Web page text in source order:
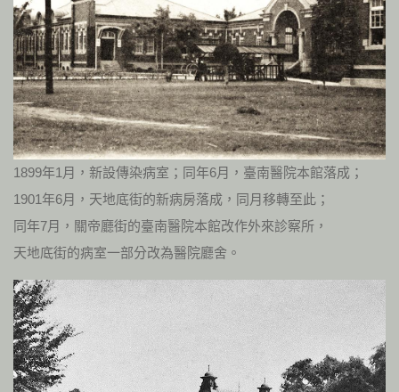
1899年1月，新設傳染病室；同年6月，臺南醫院本館落成；
1901年6月，天地底街的新病房落成，同月移轉至此；
同年7月，關帝廳街的臺南醫院本館改作外來診察所，
天地底街的病室一部分改為醫院廳舍。